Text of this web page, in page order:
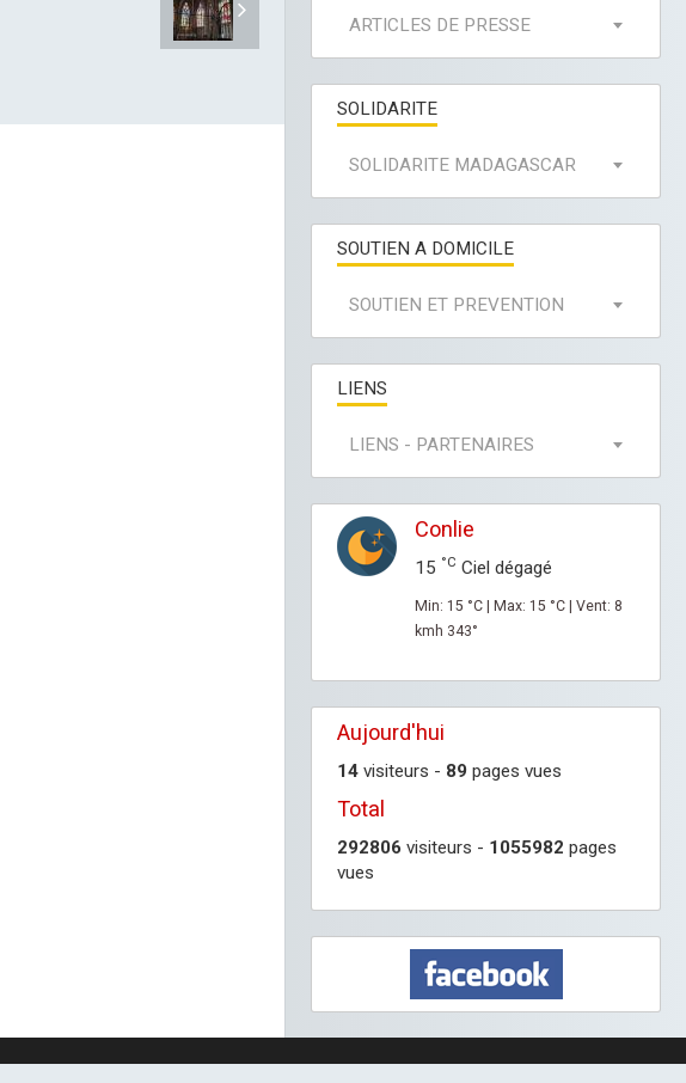
ARTICLES DE PRESSE
SOLIDARITE
SOLIDARITE MADAGASCAR
SOUTIEN A DOMICILE
SOUTIEN ET PREVENTION
LIENS
LIENS - PARTENAIRES
Conlie
15 °C Ciel dégagé
Min: 15 °C | Max: 15 °C | Vent: 8
kmh 343°
Aujourd'hui
14 visiteurs - 89 pages vues
Total
292806 visiteurs - 1055982 pages
vues